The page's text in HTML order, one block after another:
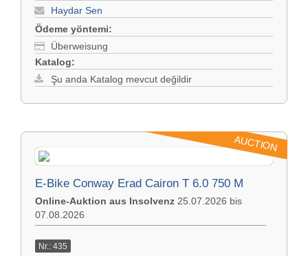
Haydar Sen
Ödeme yöntemi:
Überweisung
Katalog:
Şu anda Katalog mevcut değildir
AUCTION
E-Bike Conway Erad Cairon T 6.0 750 M
Online-Auktion aus Insolvenz 25.07.2026 bis
07.08.2026
Nr.: 435